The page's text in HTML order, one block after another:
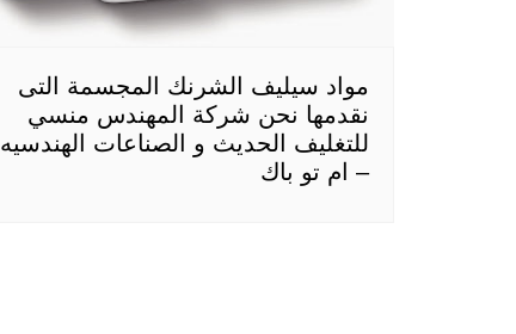
مواد سيليف الشرنك المجسمة التى
نقدمها نحن شركة المهندس منسي
للتغليف الحديث و الصناعات الهندسيه
– ام تو باك